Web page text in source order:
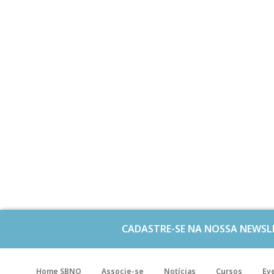
CADASTRE-SE NA NOSSA
Home SBNO Associe-se Notícias Cursos